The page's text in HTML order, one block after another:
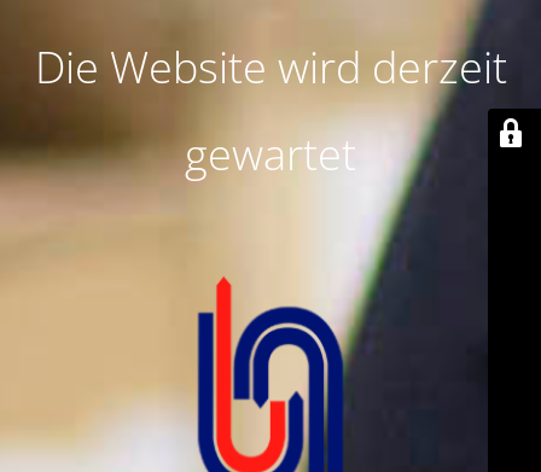
Die Website wird derzeit
gewartet